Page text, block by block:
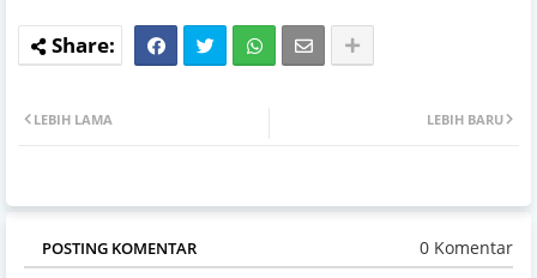
LEBIH BARU
LEBIH LAMA
POSTING KOMENTAR 0 Komentar